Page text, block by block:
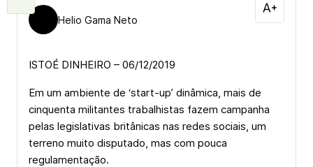
Helio Gama Neto
ISTOÉ DINHEIRO – 06/12/2019
Em um ambiente de ‘start-up’ dinâmica, mais de
cinquenta militantes trabalhistas fazem campanha
pelas legislativas britânicas nas redes sociais, um
terreno muito disputado, mas com pouca
regulamentação.